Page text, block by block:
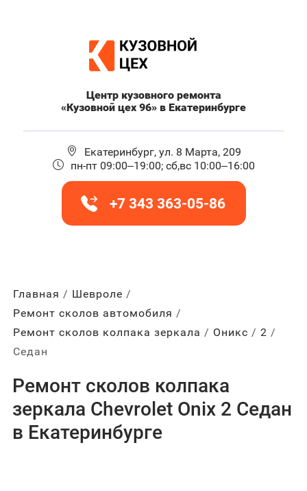
Центр кузовного ремонта
«Кузовной цех 96» в Екатеринбурге
Екатеринбург, ул. 8 Марта, 209
пн-пт 09:00–19:00; сб,вс 10:00–16:00
+7 343 363-05-86
Главная
Шевроле
Ремонт сколов автомобиля
Ремонт сколов колпака зеркала
Оникс
2
Седан
Ремонт сколов колпака
зеркала Chevrolet Onix 2 Седан
в Екатеринбурге